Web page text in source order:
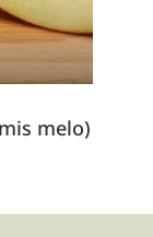
melo)